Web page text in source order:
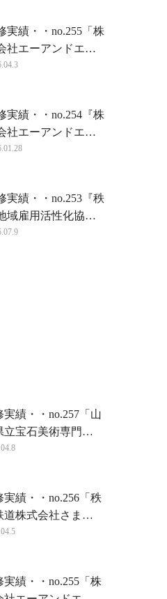
実績・・no.255「株
社エーアンドエ…
実績・・no.254『株
社エーアンドエ…
実績・・no.253『秩
域雇用活性化協…
実績・・no.257「山
立宝石美術専門…
実績・・no.256「秩
道株式会社さま…
実績・・no.255「株